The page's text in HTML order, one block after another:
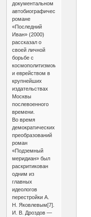
документальном
автобиографическом
романе
«Последний
Иван» (2000)
рассказал о
своей личной
борьбе с
космополитизмом
и еврейством в
крупнейших
издательствах
Москвы
послевоенного
времени.
Во время
демократических
преобразований
роман
«Подземный
меридиан» был
раскритикован
одним из
главных
идеологов
перестройки А.
Н. Яковлевым[7].
И. В. Дроздов —